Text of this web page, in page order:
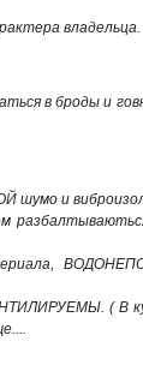
владельца.
в броды и
шумо и
( В